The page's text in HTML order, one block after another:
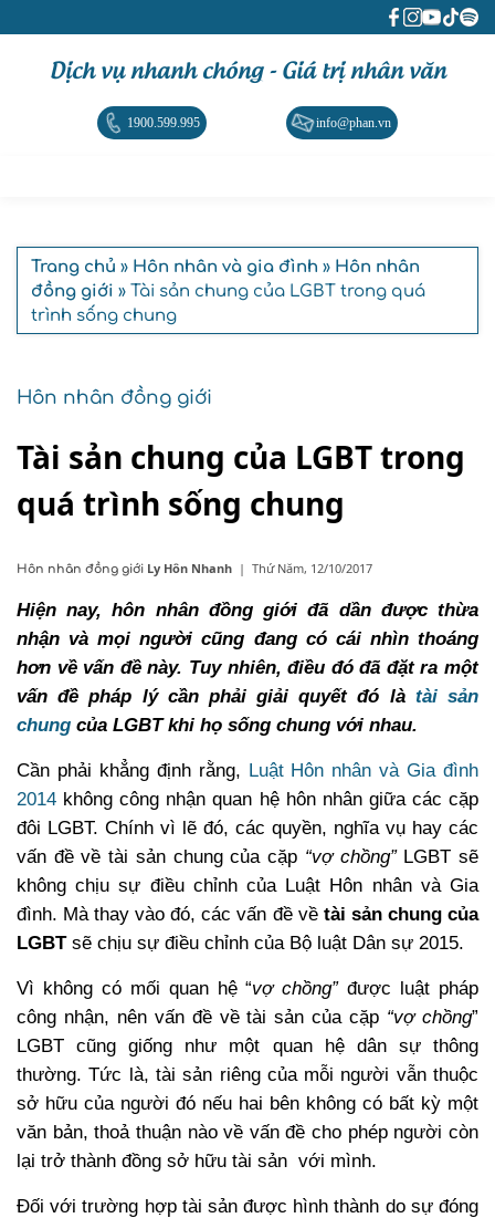
Dịch vụ nhanh chóng - Giá trị nhân văn
1900.599.995 info@phan.vn
Trang chủ » Hôn nhân và gia đình » Hôn nhân
đồng giới » Tài sản chung của LGBT trong quá
trình sống chung
Hôn nhân đồng giới
Tài sản chung của LGBT trong
quá trình sống chung
Hôn nhân đồng giới Ly Hôn Nhanh | Thứ Năm, 12/10/2017
Hiện nay, hôn nhân đồng giới đã dần được thừa
nhận và mọi người cũng đang có cái nhìn thoáng
hơn về vấn đề này. Tuy nhiên, điều đó đã đặt ra một
vấn đề pháp lý cần phải giải quyết đó làtài sản
chung của LGBTkhi họ sống chung với nhau.
Cần phải khẳng định rằng, Luật Hôn nhân và Gia đình
2014 không công nhận quan hệ hôn nhân giữa các cặp
đôi LGBT. Chính vì lẽ đó, các quyền, nghĩa vụ hay các
vấn đề về tài sản chung của cặp “vợ chồng”LGBT sẽ
không chịu sự điều chỉnh của Luật Hôn nhân và Gia
đình. Mà thay vào đó, các vấn đề về tài sản chung của
LGBTsẽ chịu sự điều chỉnh của Bộ luật Dân sự 2015.
Vì không có mối quan hệ “vợ chồng”được luật pháp
công nhận, nên vấn đề về tài sản của cặp “vợ chồng”
LGBT cũng giống như một quan hệ dân sự thông
thường. Tức là, tài sản riêng của mỗi người vẫn thuộc
sở hữu của người đó nếu hai bên không có bất kỳ một
văn bản, thoả thuận nào về vấn đề cho phép người còn
lại trở thành đồng sở hữu tài sản với mình.
Đối với trường hợp tài sản được hình thành do sự đóng